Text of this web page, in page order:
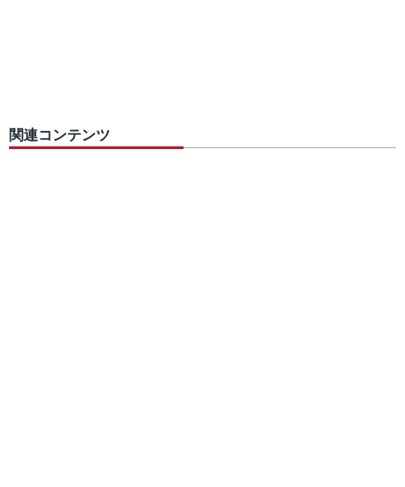
関連コンテンツ